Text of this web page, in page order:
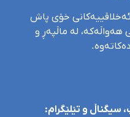
ئەخلاقییەکانی خۆی پاش
هەواڵەکە، لە ماڵپەڕ و
سیگناڵ و تێلێگرام: